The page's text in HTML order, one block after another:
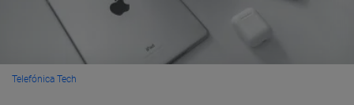
Telefónica Tech